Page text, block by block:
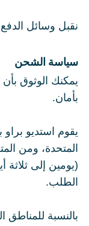
نقبل وسائل الدفع
سياسة الشحن
يمكنك الوثوق
بأمان.
يقوم استديو براو
(يومين إلى
الطلب.
بالنسبة للمناطق